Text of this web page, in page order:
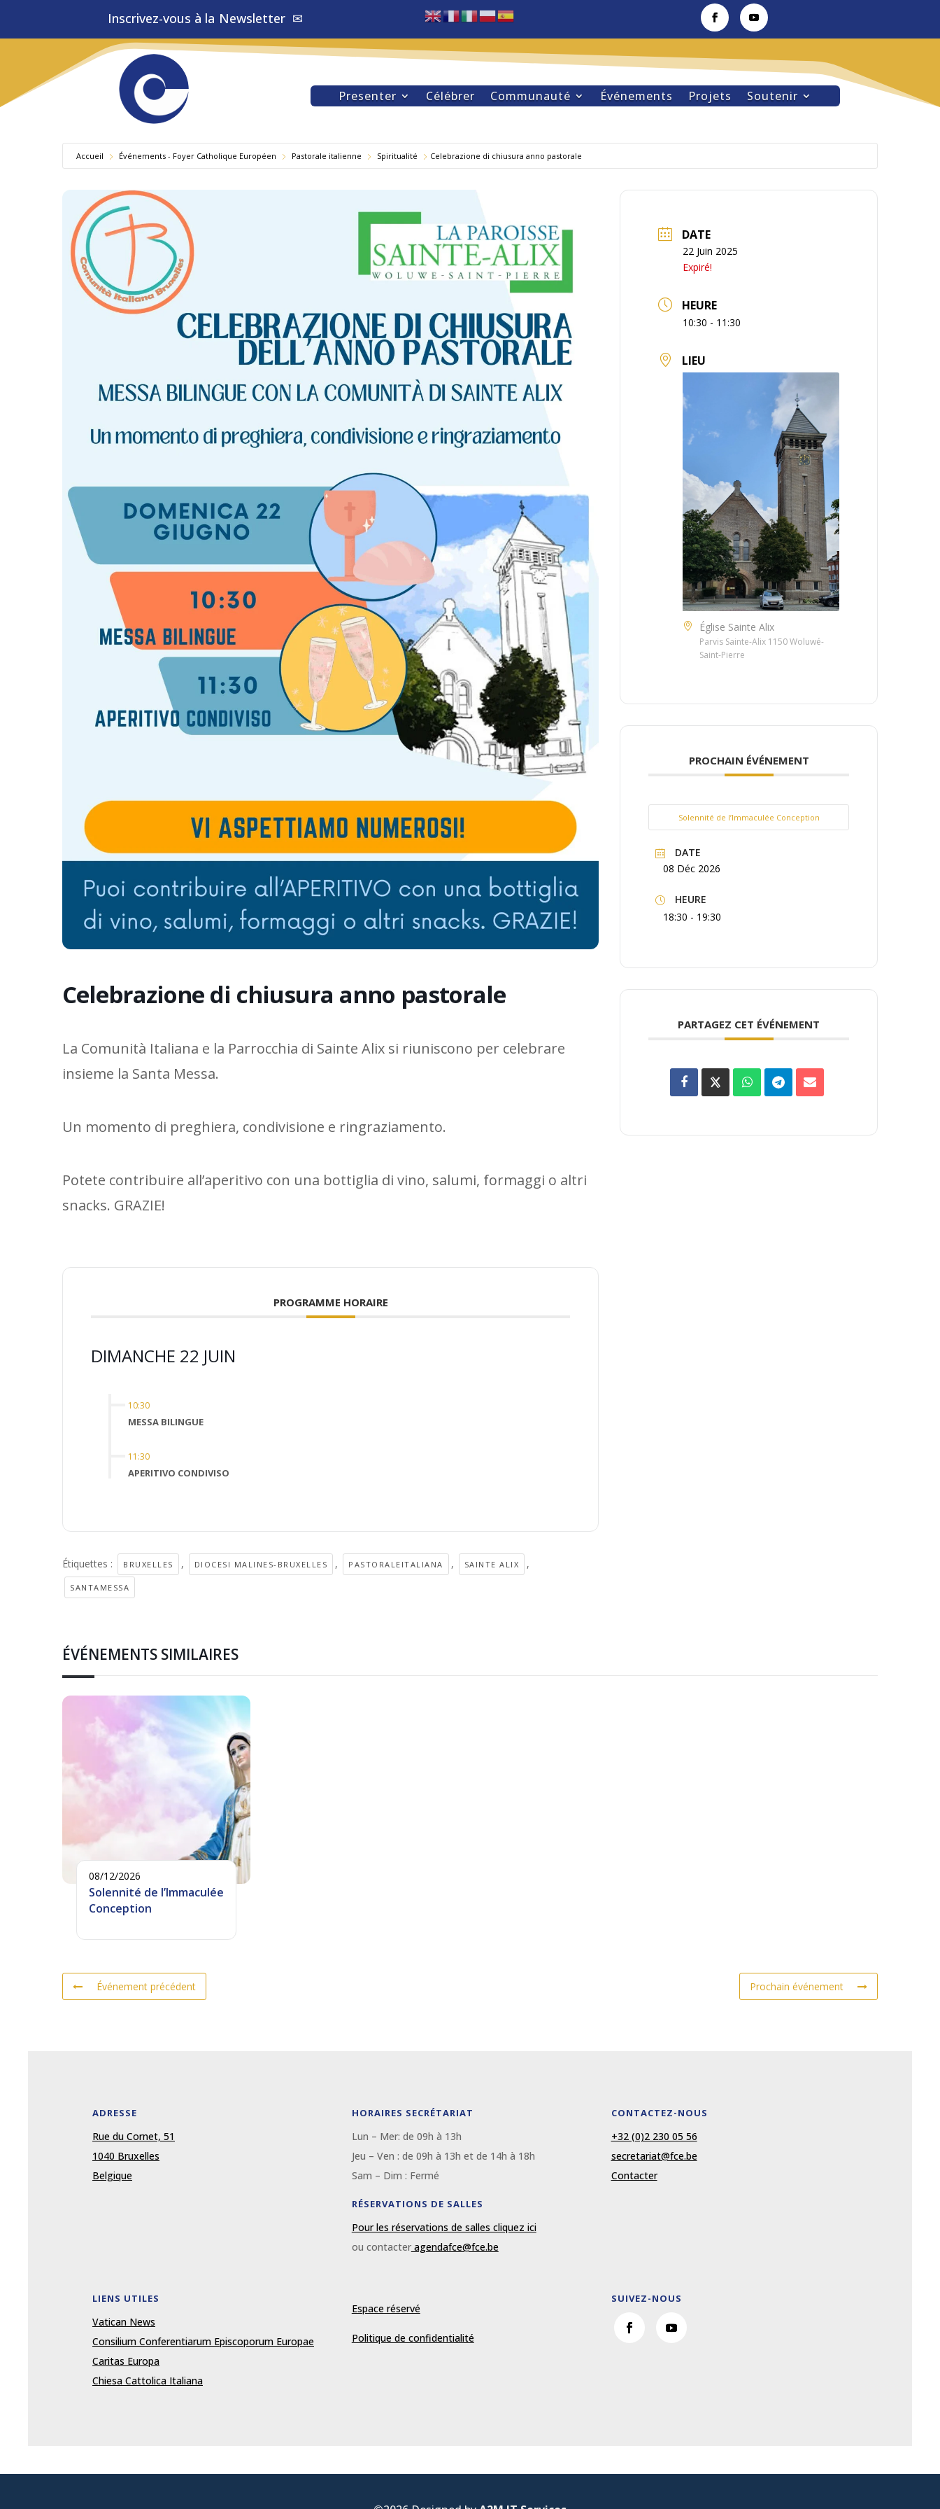
Inscrivez-vous à la ✉
Presenter Célébrer Communauté Événements Projets Soutenir
Accueil Événements - Foyer Catholique Européen Pastorale italienne Spiritualité Celebrazione di chiusura anno pastorale
Celebrazione di chiusura anno pastorale
La Comunità Italiana e la Parrocchia di Sainte Alix si riuniscono per celebrare
insieme la Santa Messa.
Un momento di preghiera, condivisione e ringraziamento.
Potete contribuire all’aperitivo con una bottiglia di vino, salumi, formaggi o altri
snacks. GRAZIE!
PROGRAMME HORAIRE
DIMANCHE 22 JUIN
10:30
MESSA BILINGUE
11:30
APERITIVO CONDIVISO
Étiquettes : BRUXELLES , DIOCESI MALINES-BRUXELLES , PASTORALEITALIANA , SAINTE ALIX ,
SANTAMESSA
DATE
22 Juin 2025
Expiré!
HEURE
10:30 - 11:30
LIEU
Église Sainte Alix
Parvis Sainte-Alix 1150 Woluwé-
Saint-Pierre
PROCHAIN ÉVÉNEMENT
Solennité de l’Immaculée Conception
DATE
08 Déc 2026
HEURE
18:30 - 19:30
PARTAGEZ CET ÉVÉNEMENT
ÉVÉNEMENTS SIMILAIRES
08/12/2026
Solennité de l’Immaculée
Conception
Événement précédent Prochain événement
ADRESSE
Rue du Cornet, 51
1040 Bruxelles
Belgique
HORAIRES SECRÉTARIAT
Lun – Mer: de 09h à 13h
Jeu – Ven : de 09h à 13h et de 14h à 18h
Sam – Dim : Fermé
RÉSERVATIONS DE SALLES
Pour les réservations de salles cliquez ici
ou contacteragendafce@fce.be
CONTACTEZ-NOUS
+32 (0)2 230 05 56
secretariat@fce.be
Contacter
LIENS UTILES
Vatican News
Consilium Conferentiarum Episcoporum Europae
Caritas Europa
Chiesa Cattolica Italiana
Espace réservé
Politique de confidentialité
SUIVEZ-NOUS